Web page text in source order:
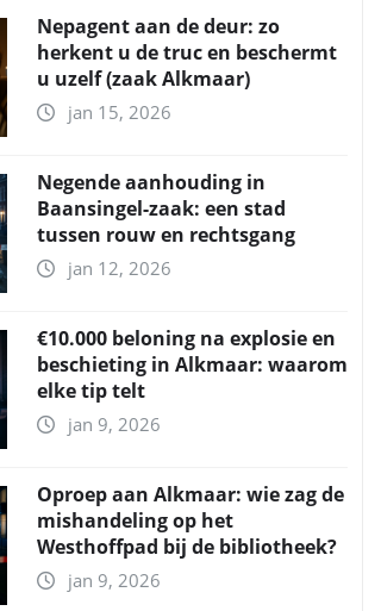
Nepagent aan de deur: zo
herkent u de truc en beschermt
u uzelf (zaak Alkmaar)
jan 15, 2026
Negende aanhouding in
Baansingel-zaak: een stad
tussen rouw en rechtsgang
jan 12, 2026
€10.000 beloning na explosie en
beschieting in Alkmaar: waarom
elke tip telt
jan 9, 2026
Oproep aan Alkmaar: wie zag de
mishandeling op het
Westhoffpad bij de bibliotheek?
jan 9, 2026